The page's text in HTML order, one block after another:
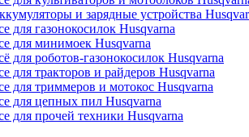
и зарядные устройства
для газонокосилок Husqvarna
для минимоек Husqvarna
для роботов-газонокосилок Husqvarna
для тракторов и райдеров Husqvarna
для триммеров и мотокос Husqvarna
для цепных пил Husqvarna
для прочей техники Husqvarna